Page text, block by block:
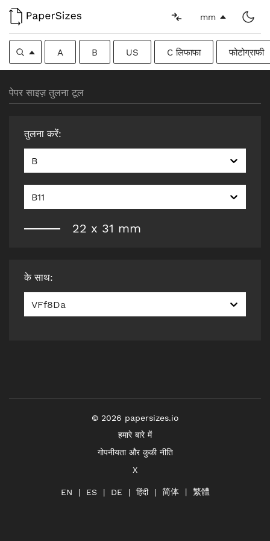
mm
A B US C लिफाफा फोटोग्राफी
पेपर साइज़ तुलना टूल
तुलना करें:
B
B11
22 x 31 mm
के साथ:
VFf8Da
© 2026 papersizes.io
हमारे बारे में
गोपनीयता और कुकी नीति
X
EN ES DE हिंदी 简体 繁體